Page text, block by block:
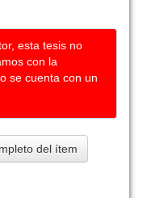
esta tesis no
con la
se cuenta con un
del ítem